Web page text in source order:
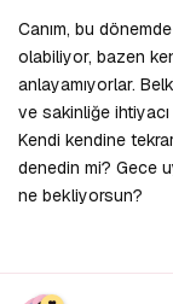
Canım, bu
olabiliyor, bazen
anlayamıyorlar.
ve sakinliğe ihtiyacı
Kendi kendine
denedin mi? Gece
ne bekliyorsun?